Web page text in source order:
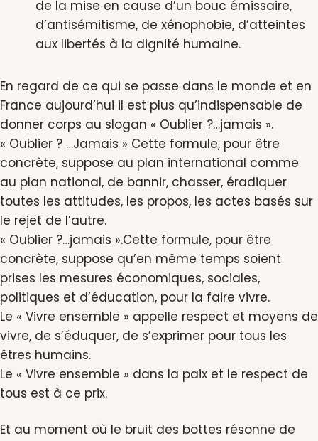
de la mise en cause d’un bouc émissaire,
d’antisémitisme, de xénophobie, d’atteintes
aux libertés à la dignité humaine.
En regard de ce qui se passe dans le monde et en
France aujourd’hui il est plus qu’indispensable de
donner corps au slogan « Oublier ?…jamais ».
« Oublier ? …Jamais » Cette formule, pour être
concrète, suppose au plan international comme
au plan national, de bannir, chasser, éradiquer
toutes les attitudes, les propos, les actes basés sur
le rejet de l’autre.
« Oublier ?…jamais ».Cette formule, pour être
concrète, suppose qu’en même temps soient
prises les mesures économiques, sociales,
politiques et d’éducation, pour la faire vivre.
Le « Vivre ensemble » appelle respect et moyens de
vivre, de s’éduquer, de s’exprimer pour tous les
êtres humains.
Le « Vivre ensemble » dans la paix et le respect de
tous est à ce prix.
Et au moment où le bruit des bottes résonne de